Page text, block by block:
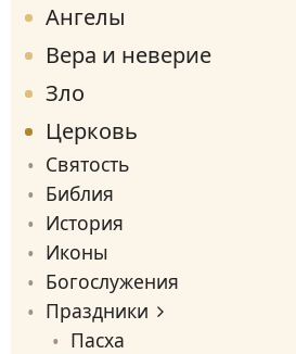
Ангелы
Вера и неверие
Зло
Церковь
Святость
Библия
История
Иконы
Богослужения
Праздники
Пасха